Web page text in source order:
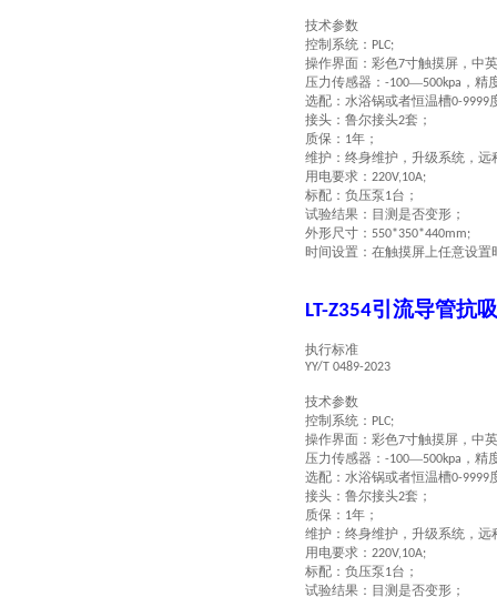
技术参数
控制系统： PLC;
操作界面：彩色7寸触摸屏，中
压力传感器： -100—500kpa ，精
选配：水浴锅或者恒温槽0-9999
接头：鲁尔接头2套；
质保： 1年；
维护：终身维护，升级系统，
用电要求： 220V,10A;
标配：负压泵1台；
试验结果：目测是否变形；
外形尺寸： 550*350*440mm;
时间设置：在触摸屏上任意设置
LT-Z354引流导管抗
执行标准
YY/T 0489-2023
技术参数
控制系统： PLC;
操作界面：彩色7寸触摸屏，中
压力传感器： -100—500kpa ，精
选配：水浴锅或者恒温槽0-9999
接头：鲁尔接头2套；
质保： 1年；
维护：终身维护，升级系统，
用电要求： 220V,10A;
标配：负压泵1台；
试验结果：目测是否变形；